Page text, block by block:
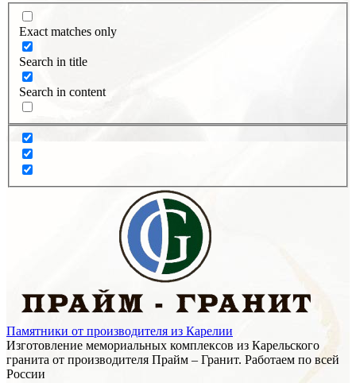
Exact matches only
Search in title
Search in content
Памятники от производителя из Карелии
Изготовление мемориальных комплексов из Карельского
гранита от производителя Прайм – Гранит. Работаем по всей
России